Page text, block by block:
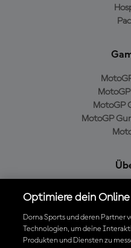
MotoGP
MotoGP
Optimiere dein
Dorna Sports und deren Partner
Technologien, um deine
Produkten und Diensten zu